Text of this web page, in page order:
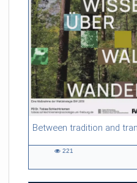
54:13 duration
221